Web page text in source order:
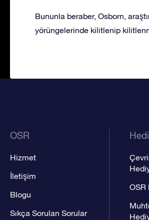
Bununla beraber, Osborn,
yörüngelerinde kilitlenip
OSR
Hizmet
İletişim
Blogu
Sıkça Sorulan Sorular
OSR